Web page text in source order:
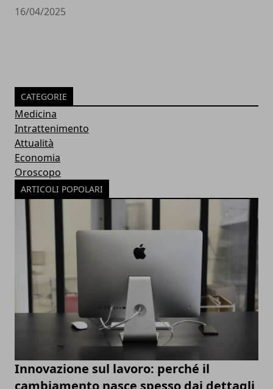
16/04/2025
CATEGORIE
Medicina
Intrattenimento
Attualità
Economia
Oroscopo
ARTICOLI POPOLARI
Innovazione sul lavoro: perché il